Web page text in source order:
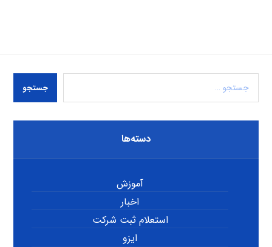
جستجو
دسته‌ها
آموزش
اخبار
استعلام ثبت شرکت
ایزو